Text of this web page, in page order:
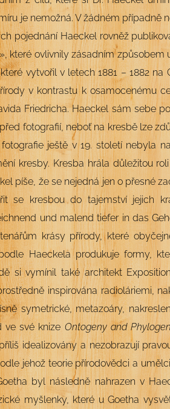
je nemožná. V žádném případně
pojednání Haeckel rovněž
které ovlivnily zásadním způsobem
vytvořil v letech1881 – 1882 na
v kontrastu k osamocenému
Friedricha. Haeckel sám sebe
fotografií, neboť na kresbě lze
ještě v 19. století nebyla
kresby. Kresba hrála důležitou
píše, že se nejedná jen o přesné
se kresbou do tajemství jejich
und malend tiefer in das
krásy přírody, které
Haeckela produkuje formy,
si vymínil také architekt
inspirována radioláriemi,
symetrické, metazoáry,
ve své knize Ontogeny and
idealizovány a nezobrazují
jehož teorie přírodovědci a
byl následně nahrazen v
myšlenky, které u Goetha